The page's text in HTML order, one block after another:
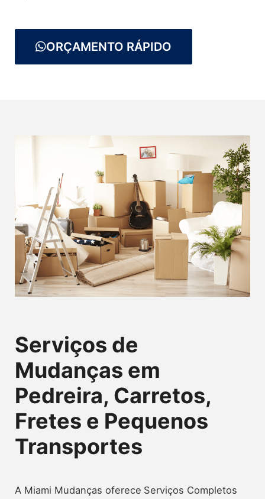
ORÇAMENTO RÁPIDO
Serviços de
Mudanças em
Pedreira, Carretos,
Fretes e Pequenos
Transportes
A Miami Mudanças oferece Serviços Completos